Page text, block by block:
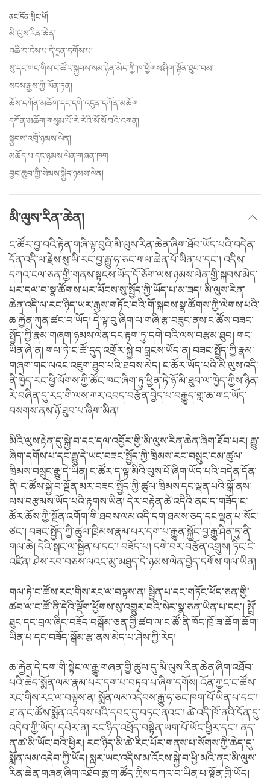
ནང་དོན་སྙིང་པོ།
མི་ལུས་རིན་ཆེན།
འཆི་བ་ངེས་པ་དེ་དྲན་དགོས་པ།
སུ་དང་གང་གིས་ང་ཚོར་སྐྱབས་སམ་ཉེན་མེད་ཀྱི་ཁ་ཕྱོགས་ཤིག་སྟོན་ཐུབ་བམ།
སངས་རྒྱས་ཀྱི་ཡོན་ཏན།
ཆོས་དཀོན་མཆོག་དང་དགེ་འདུན་དཀོན་མཆོག
དཀོན་མཆོག་གསུམ་པོ་རེ་རེའི་སོ་སོ་བའི་འགན།
སྐྱབས་འགྲོ་ཉམས་ལེན།
མཆོད་པ་དང་ཉམས་ལེན་གཞན་ཁག
བྱང་ཆུབ་ཀྱི་སེམས་སྐྱེད་ཉམས་ལེན།
མི་ལུས་རིན་ཆེན།
ང་ཚོར་བྱ་བའི་རྟེན་གཞི་ལྟ་བུའི་མི་ལུས་རིན་ཆེན་ཞིག་ཐོབ་ཡོད་པའི་བདེན་
དོན་འདི་ལ་རྗེས་སུ་ཡི་རང་བྱ་རྒྱུ་ཧ་ཅང་གལ་ཆེན་པོ་ཡིན་པ་དང་། འདིས་
དཀའ་ངལ་ཅན་གྱི་གནས་སྟངས་ཡོད་དོ་ཅོག་ལས་ཉམས་ལེན་གྱི་སྐབས་མེད་
པར་དལ་བ་སྣ་ཚོགས་པར་ལོངས་སུ་སྤྱོད་ཀྱི་ཡོད་པ་མ་ཟད། མི་ལུས་རིན་
ཆེན་འདི་ལ་རང་ཉིད་ཡར་རྒྱས་གཏོང་བའི་གོ་སྐབས་སྣ་ཚོགས་ཀྱི་ལེགས་པའི་
ཆ་རྐྱེན་ཀུན་ཚང་བ་ཡོད། དེ་ལྟ་བུ་ཞིག་ལ་གཞི་རྩ་བཟུང་ནས་ང་ཚོས་བཟང་
སྤྱོད་ཀྱི་རྣམ་གཞག་ཉམས་ལེན་དང་རྟག་ཏུ་དགེ་བའི་ལས་བརྩམ་ཐུབ། གང་
ཡིན་ཞེ་ན། གལ་ཏེ་ང་ཚོ་དུད་འགྲོར་སྐྱེ་བ་བླངས་ཡོད་ན། བཟང་སྤྱོད་ཀྱི་རྣམ་
གཞག་གང་ལའང་འཇུག་ཐུབ་པའི་ཐབས་མེད། ང་ཚོར་ཡོད་པའི་མི་ལུས་འདི་
ནི་ཁྱེད་རང་ཕྱི་ལོགས་ཀྱི་ཚོང་ཁང་ཞིག་ཏུ་ཕྱིན་ཏེ་ཉོ་མི་ཐུབ་ལ་ཁྱེད་ཀྱིས་ཉིན་
རེ་བཞིན་དུ་རང་གི་ལས་ཀར་འབད་བརྩོན་བྱེད་པ་བརྒྱུད་གླ་ཆ་གང་ཡོད་
བསགས་ནས་ཉོ་ཐུབ་པ་ཞིག་མིན།
མིའི་ལུས་རྟེན་དུ་སྐྱེ་བ་དང་དལ་འབྱོར་གྱི་མི་ལུས་རིན་ཆེན་ཞིག་ཐོབ་པར། རྒྱུ་
ཞིག་དགོས་པ་དང་རྒྱུ་དེ་ཡང་བཟང་སྤྱོད་ཀྱི་ཁྲིམས་རང་བསྲུང་ངམ་ཚུལ་
ཁྲིམས་བསྲུང་རྒྱུ་དེ་ཡིན། ང་ཚོར་ད་ལྟ་མིའི་ལུས་པོ་ཞིག་ཡོད་པའི་བདེན་དོན་
ནི། ང་ཚོས་སྐྱེ་བ་སྔོན་མར་བཟང་སྤྱོད་ཀྱི་ཚུལ་ཁྲིམས་དང་ལྡན་པའི་སྒོ་ནས་
ལས་བརྩམས་ཡོད་པའི་རྟགས་ཡིན། དེར་བརྟེན་ཚེ་འདིའི་ནང་ད་གཟོད་ང་
ཚོར་ཆོས་ཀྱི་སྔོན་འགོག་གི་ཐབས་ལམ་འདི་དག་ཐམས་ཅད་དང་ལྡན་པ་སོང་
ཙང་། བཟང་སྤྱོད་ཀྱི་ཚུལ་ཁྲིམས་རྣམ་པར་དག་པ་རྒྱུན་སྐྱོང་བྱ་རྒྱུ་ཤིན་ཏུ་ནི་
གལ་ཆེ། དེའི་སྒང་ལ་སྦྱིན་པ་དང་། བཟོད་པ། དགེ་བར་བརྩོན་འགྲུས། ཏིང་ངེ་
འཛིན། ཤེས་རབ་བཅས་ལའང་མུ་མཐུད་དེ་ཉམས་ལེན་བྱེད་དགོས་གལ་ཡིན།
གལ་ཏེ་ང་ཚོས་རང་གིས་རང་ལ་བལྟས་ན། སྦྱིན་པ་དང་གཏོང་ཕོད་ཅན་གྱི་
ཚབ་ལ་ང་ཚོ་ནི་དེའི་ལྡོག་ཕྱོགས་སུ་འགྱུར་བའི་སེར་སྣ་ཅན་ཡིན་པ་དང་། སྤྲོ་
ཐུང་དང་བྲལ་ཞིང་བཟོད་བསྒོམ་ཅན་གྱི་ཚབ་ལ་ང་ཚོ་ནི་ཁོང་ཁྲོ་ཟ་ཆོག་ཆོག་
ཡིན་པ་དང་བཟོད་སྒོམ་རྩ་ནས་མེད་པ་ཤེས་ཀྱི་རེད།
ཆ་རྐྱེན་དེ་དག་གི་སྟེང་ལ་རྒྱུ་གཞན་གྱི་ཚུལ་དུ་མི་ལུས་རིན་ཆེན་ཞིག་འཐོབ་
པའི་ཆེད་སྨོན་ལམ་རྣམ་པར་དག་པ་བཏབ་པ་ཞིག་དགོས། འོན་ཀྱང་ང་ཚོས་
རང་གིས་རང་ལ་བལྟས་ན། སྨོན་ལམ་འདེབས་རྒྱུ་ཧ་ཅང་ཁག་པོ་ཡིན་པ་དང་།
ཐ་ན་ང་ཚོས་སྨོན་འདེབས་པའི་དབང་དུ་བཏང་ནའང་། ཚེ་འདི་ཁོ་ནའི་དོན་དུ་
འདེབ་ཀྱི་ཡོད། དཔེར་ན། རང་ཉིད་འཕྲོད་བསྟེན་ཡག་པོ་ཡོང་ཕྱིར་དང་། ནད་
ན་ཚ་མི་ཡོང་བའི་ཕྱིར། རང་ཉིད་མི་ཚེ་རིང་པོར་གནས་པ་སོགས་ཀྱི་ཆེད་དུ་
སྨོན་ལམ་འདེབ་ཀྱི་ཡོད། སླར་ཡང་འདིས་མ་འོངས་སྐྱེ་བ་ཕྱི་མའི་ནང་མི་ལུས་
རིན་ཆེན་གཞན་ཞིག་འཐོབ་རྒྱུ་ག་ཚོད་ཀྱིས་དཀའ་བ་ཡིན་པ་སྟོན་གྱི་ཡོད།